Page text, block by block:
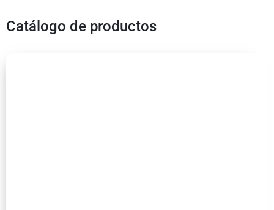
Catálogo de productos